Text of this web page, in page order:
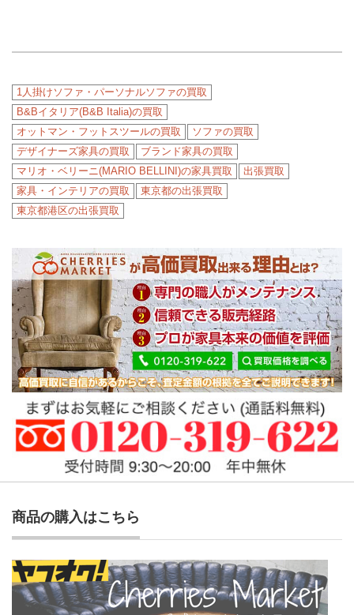
1人掛けソファ・パーソナルソファの買取
B&Bイタリア(B&B Italia)の買取
オットマン・フットスツールの買取
ソファの買取
デザイナーズ家具の買取
ブランド家具の買取
マリオ・ベリーニ(MARIO BELLINI)の家具買取
出張買取
家具・インテリアの買取
東京都の出張買取
東京都港区の出張買取
商品の購入はこちら